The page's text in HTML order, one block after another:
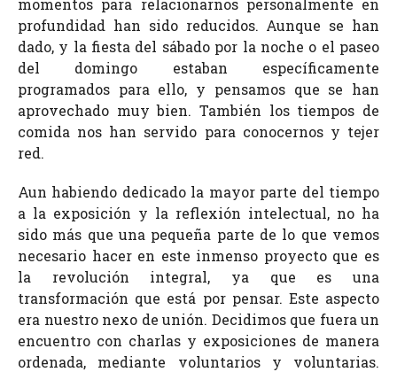
momentos para relacionarnos personalmente en
profundidad han sido reducidos. Aunque se han
dado, y la fiesta del sábado por la noche o el paseo
del domingo estaban específicamente
programados para ello, y pensamos que se han
aprovechado muy bien. También los tiempos de
comida nos han servido para conocernos y tejer
red.
Aun habiendo dedicado la mayor parte del tiempo
a la exposición y la reflexión intelectual, no ha
sido más que una pequeña parte de lo que vemos
necesario hacer en este inmenso proyecto que es
la revolución integral, ya que es una
transformación que está por pensar. Este aspecto
era nuestro nexo de unión. Decidimos que fuera un
encuentro con charlas y exposiciones de manera
ordenada, mediante voluntarios y voluntarias.